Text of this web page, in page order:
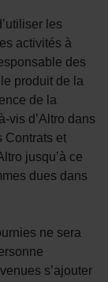
les
activités à
des
produit de la
de la
vis d’Altro dans
Contrats et
jusqu’à ce
dues dans
ne sera
s’ajouter